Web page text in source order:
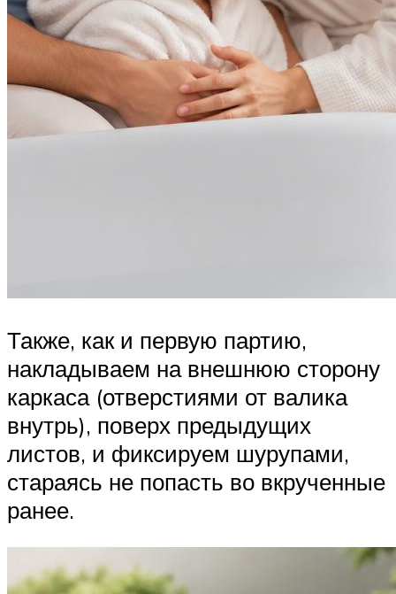
Также, как и первую партию,
накладываем на внешнюю сторону
каркаса (отверстиями от валика
внутрь), поверх предыдущих
листов, и фиксируем шурупами,
стараясь не попасть во вкрученные
ранее.